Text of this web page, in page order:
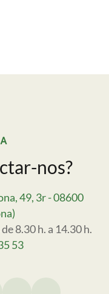
nos?
49, 3r - 08600
8.30 h. a 14.30 h.
53